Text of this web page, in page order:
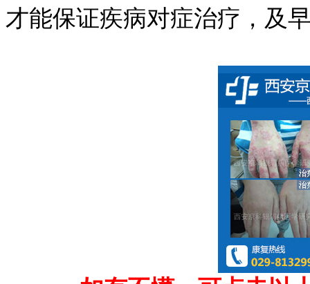
才能保证疾病对症治疗，及